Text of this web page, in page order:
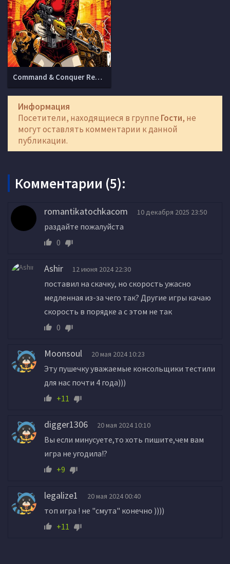
Command & Conquer Red Alert 3 [v 1.12]
Информация
Посетители, находящиеся в группе Гости, не
могут оставлять комментарии к данной
публикации.
Комментарии (5):
romantikatochkacom 10 декабря 2025 23:50
раздайте пожалуйста
0
Ashir 12 июня 2024 22:30
поставил на скачку, но скорость ужасно
медленная из-за чего так? Другие игры качаю
скорость в порядке а с этом не так
0
Moonsoul 20 мая 2024 10:23
Эту пушечку уважаемые консольщики тестили
для нас почти 4 года)))
+11
digger1306 20 мая 2024 10:10
Вы если минусуете,то хоть пишите,чем вам
игра не угодила!?
+9
legalize1 20 мая 2024 00:40
топ игра ! не "смута" конечно ))))
+11